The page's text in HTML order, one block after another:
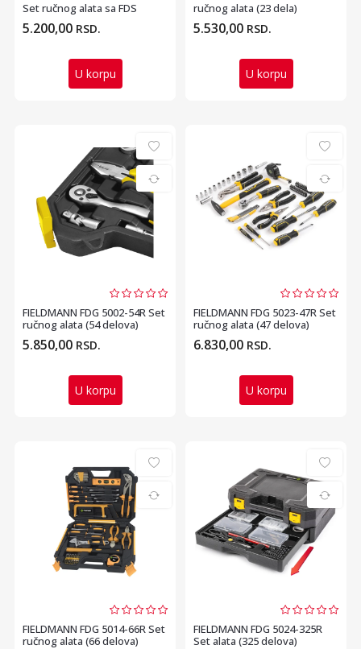
Set ručnog alata sa FDS
10102
5.200,00 RSD.
U korpu
ručnog alata (23 dela)
5.530,00 RSD.
U korpu
FIELDMANN FDG 5002-54R Set
ručnog alata (54 delova)
5.850,00 RSD.
U korpu
FIELDMANN FDG 5023-47R Set
ručnog alata (47 delova)
6.830,00 RSD.
U korpu
FIELDMANN FDG 5014-66R Set
ručnog alata (66 delova)
FIELDMANN FDG 5024-325R
Set alata (325 delova)